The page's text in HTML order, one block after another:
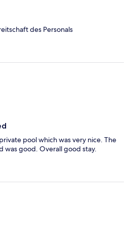
des Personals
pool which was very nice. The
was good. Overall good stay.